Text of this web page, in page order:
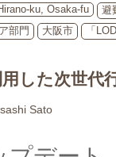
ku, Osaka-fu
避
部門
大阪市
「
した次世代
Sato